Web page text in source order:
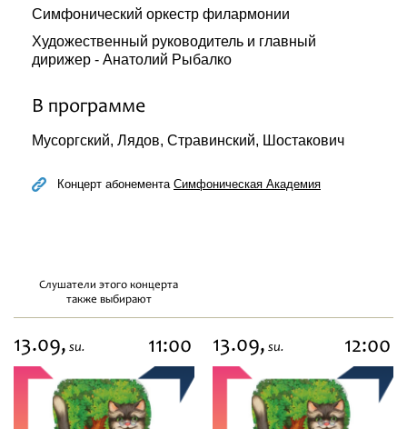
Симфонический оркестр филармонии
Художественный руководитель и главный
дирижер - Анатолий Рыбалко
В программе
Мусоргский, Лядов, Стравинский, Шостакович
Концерт абонемента Симфоническая Академия
Слушатели этого концерта
также выбирают
13.09, su. 11:00 13.09, su. 12:00